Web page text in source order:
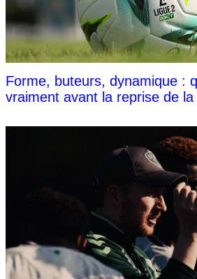
Forme, buteurs, dynamique :
vraiment avant la reprise de